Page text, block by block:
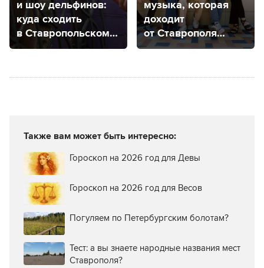
и шоу дельфинов:
куда сходить
в Ставропольском
крае, чтобы
на животных
музыка, которая
доходит
от Ставрополя
до Мехико
Также вам может быть интересно:
Гороскоп на 2026 год для Девы
Гороскоп на 2026 год для Весов
Погуляем по Петербургским болотам?
Тест: а вы знаете народные названия мест
Ставрополя?